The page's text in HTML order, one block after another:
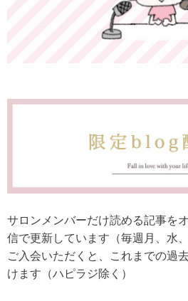
サロンメンバーだけ読める記事を
信で更新しています（毎週月、水、
ご入会いただくと、これまでの過
けます（ハピラジ除く）